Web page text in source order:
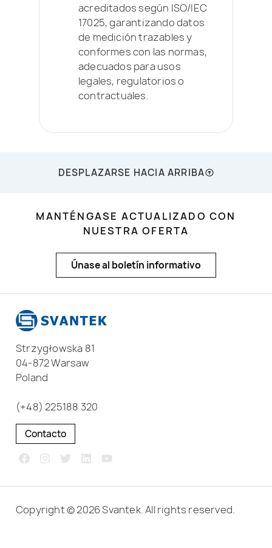
acreditados según ISO/IEC
17025, garantizando datos
de medición trazables y
conformes con las normas,
adecuados para usos
legales, regulatorios o
contractuales.
DESPLAZARSE HACIA ARRIBA
MANTÉNGASE ACTUALIZADO CON
NUESTRA OFERTA
Únase al boletín informativo
Strzygłowska 81
04-872 Warsaw
Poland
(+48) 225188 320
Contacto
Copyright © 2026 Svantek. All rights reserved.